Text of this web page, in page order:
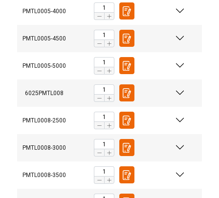
PMTL0005-4000
PMTL0005-4500
PMTL0005-5000
6025PMTL008
PMTL0008-2500
PMTL0008-3000
PMTL0008-3500